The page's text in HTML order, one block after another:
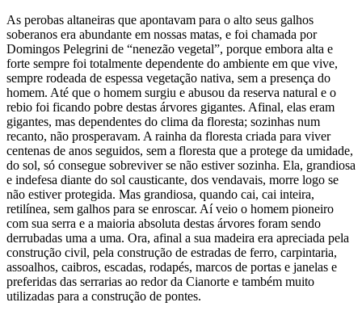
As perobas altaneiras que apontavam para o alto seus galhos
soberanos era abundante em nossas matas, e foi chamada por
Domingos Pelegrini de “nenezão vegetal”, porque embora alta e
forte sempre foi totalmente dependente do ambiente em que vive,
sempre rodeada de espessa vegetação nativa, sem a presença do
homem. Até que o homem surgiu e abusou da reserva natural e o
rebio foi ficando pobre destas árvores gigantes. Afinal, elas eram
gigantes, mas dependentes do clima da floresta; sozinhas num
recanto, não prosperavam. A rainha da floresta criada para viver
centenas de anos seguidos, sem a floresta que a protege da umidade,
do sol, só consegue sobreviver se não estiver sozinha. Ela, grandiosa
e indefesa diante do sol causticante, dos vendavais, morre logo se
não estiver protegida. Mas grandiosa, quando cai, cai inteira,
retilínea, sem galhos para se enroscar. Aí veio o homem pioneiro
com sua serra e a maioria absoluta destas árvores foram sendo
derrubadas uma a uma. Ora, afinal a sua madeira era apreciada pela
construção civil, pela construção de estradas de ferro, carpintaria,
assoalhos, caibros, escadas, rodapés, marcos de portas e janelas e
preferidas das serrarias ao redor da Cianorte e também muito
utilizadas para a construção de pontes.